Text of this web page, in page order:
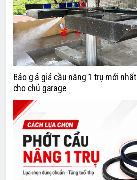
Báo giá giá cầu nâng 1 trụ mới
cho chủ garage